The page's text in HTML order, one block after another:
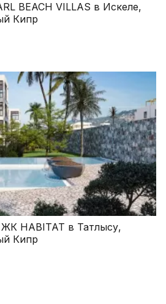
BEACH VILLAS в Искеле,
Кипр
HABITAT в Татлысу,
Кипр